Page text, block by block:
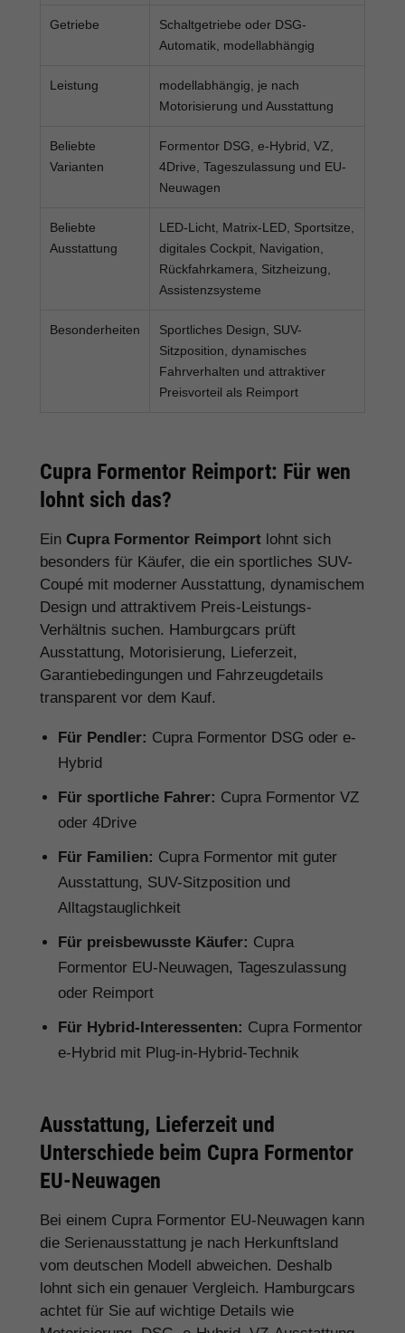
Getriebe
Schaltgetriebe oder DSG-
Automatik, modellabhängig
Leistung
modellabhängig, je nach
Motorisierung und Ausstattung
Beliebte
Varianten
Formentor DSG, e-Hybrid, VZ,
4Drive, Tageszulassung und EU-
Neuwagen
Beliebte
Ausstattung
LED-Licht, Matrix-LED, Sportsitze,
digitales Cockpit, Navigation,
Rückfahrkamera, Sitzheizung,
Assistenzsysteme
Besonderheiten
Sportliches Design, SUV-
Sitzposition, dynamisches
Fahrverhalten und attraktiver
Preisvorteil als Reimport
Cupra Formentor Reimport: Für wen
lohnt sich das?
Ein Cupra Formentor Reimport lohnt sich
besonders für Käufer, die ein sportliches SUV-
Coupé mit moderner Ausstattung, dynamischem
Design und attraktivem Preis-Leistungs-
Verhältnis suchen. Hamburgcars prüft
Ausstattung, Motorisierung, Lieferzeit,
Garantiebedingungen und Fahrzeugdetails
transparent vor dem Kauf.
Für Pendler: Cupra Formentor DSG oder e-
Hybrid
Für sportliche Fahrer: Cupra Formentor VZ
oder 4Drive
Für Familien: Cupra Formentor mit guter
Ausstattung, SUV-Sitzposition und
Alltagstauglichkeit
Für preisbewusste Käufer: Cupra
Formentor EU-Neuwagen, Tageszulassung
oder Reimport
Für Hybrid-Interessenten: Cupra Formentor
e-Hybrid mit Plug-in-Hybrid-Technik
Ausstattung, Lieferzeit und
Unterschiede beim Cupra Formentor
EU-Neuwagen
Bei einem Cupra Formentor EU-Neuwagen kann
die Serienausstattung je nach Herkunftsland
vom deutschen Modell abweichen. Deshalb
lohnt sich ein genauer Vergleich. Hamburgcars
achtet für Sie auf wichtige Details wie